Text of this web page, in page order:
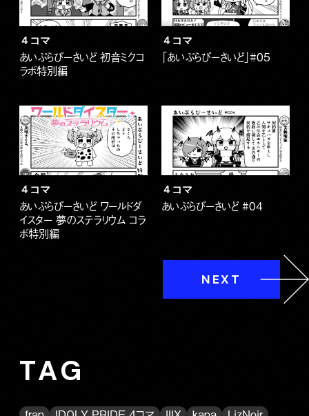
４コマ
あいぷらびーさいど 初音ミクコ
ラボ特別編
４コマ
「あいぷらびーさいど」#05
４コマ
あいぷらびーさいど ワールドダ
イスター 夢のステラリウム コラ
ボ特別編
４コマ
あいぷらびーさいど #04
NEXT
TAG